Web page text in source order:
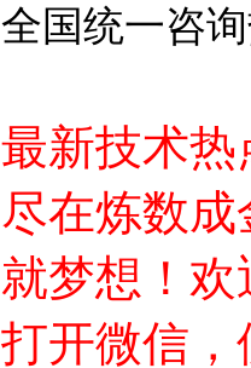
全国统一咨
最新技术
尽在炼数
就梦想！欢
打开微信